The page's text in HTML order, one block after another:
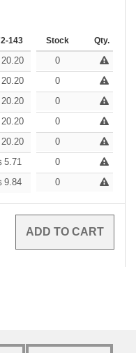
143 144-287 288 + More
Stock Qty.
20.20 19.54
0
20.20 19.54
0
20.20 19.54
0
20.20 19.54
0
20.20 19.54
0
5.71 5.52
0
9.84 9.52
0